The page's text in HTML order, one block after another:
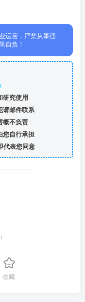
运营，严禁从事违
自负！
研究使用
请邮件联系
概不负责
您自行承担
代表您同意
收藏